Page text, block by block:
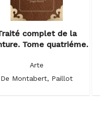
complet de la
Tome quatriéme.
Arte
De Montabert, Paillot